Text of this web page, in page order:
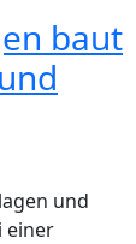
baut
und
einer